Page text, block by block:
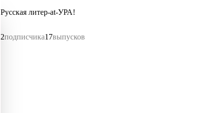
Русская литер-at-УРА!
2подписчика17выпусков